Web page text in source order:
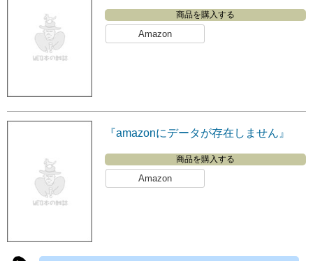
商品を購入する
Amazon
『amazonにデータが存在しません』
商品を購入する
Amazon